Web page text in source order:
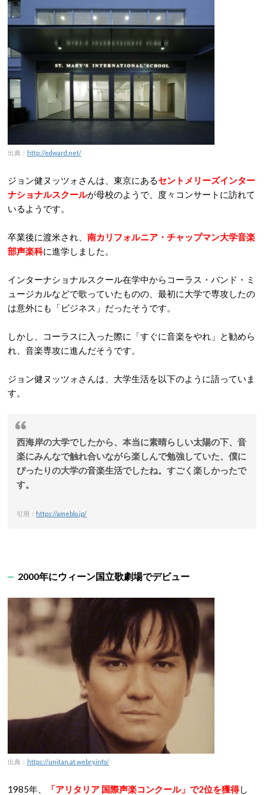
出典： http://edward.net/
ジョン健ヌッツォさんは、東京にあるセントメリーズインター
ナショナルスクールが母校のようで、度々コンサートに訪れて
いるようです。
卒業後に渡米され、 南カリフォルニア・チャップマン大学音楽
部声楽科に進学しました。
インターナショナルスクール在学中からコーラス・バンド・ミ
ュージカルなどで歌っていたものの、最初に大学で専攻したの
は意外にも「ビジネス」だったそうです。
しかし、コーラスに入った際に「すぐに音楽をやれ」と勧めら
れ、音楽専攻に進んだそうです。
ジョン健ヌッツォさんは、大学生活を以下のように語っていま
す。
西海岸の大学でしたから、本当に素晴らしい太陽の下、音
楽にみんなで触れ合いながら楽しんで勉強していた、僕に
ぴったりの大学の音楽生活でしたね。すごく楽しかったで
す。
引用： https://ameblo.jp/
2000年にウィーン国立歌劇場でデビュー
出典： https://unitan.at.webry.info/
1985年、 「アリタリア 国際声楽コンクール」で2位を獲得し